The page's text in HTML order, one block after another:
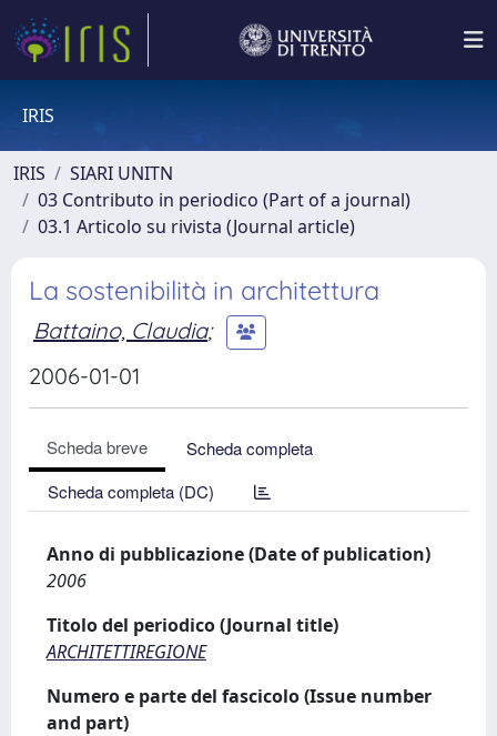
IRIS
IRIS
SIARI UNITN
03 Contributo in periodico (Part of a journal)
03.1 Articolo su rivista (Journal article)
La sostenibilità in architettura
Battaino, Claudia;
2006-01-01
Scheda breve
Scheda completa
Scheda completa (DC)
Anno di pubblicazione (Date of publication)
2006
Titolo del periodico (Journal title)
ARCHITETTIREGIONE
Numero e parte del fascicolo (Issue number
and part)